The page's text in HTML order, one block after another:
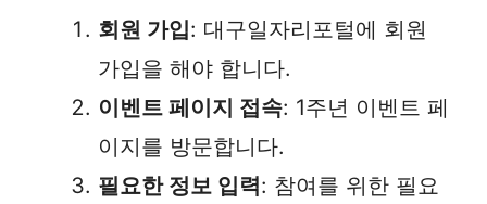
회원 가입: 대구일자리포털에 회원
가입을 해야 합니다.
이벤트 페이지 접속: 1주년 이벤트 페
이지를 방문합니다.
필요한 정보 입력: 참여를 위한 필요